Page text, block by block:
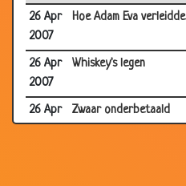
26 Apr
2007
Hoe Adam Eva verleidde
26 Apr
2007
Whiskey's legen
26 Apr
Zwaar onderbetaald